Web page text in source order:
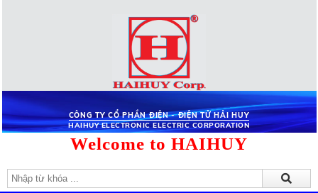
CÔNG TY CỔ PHẦN ĐIỆN - ĐIỆN TỬ HẢI HUY
HAIHUY ELECTRONIC ELECTRIC CORPORATION
Welcome to HAIHUY